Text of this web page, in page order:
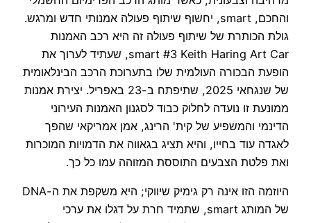
והחכם, smart, יחשוף שיתוף פעולה אמנותי חדש ומרגש.
גולת הכותרת של שיתוף פעולה זה היא רכב האמנות
smart #3 Keith Haring Art Car, שעתיד לערוך את
הופעת הבכורה העולמית שלו בתערוכת הרכב הבינלאומית
של שנגחאי 2025, שתיפתח ב-23 באפריל. יצירת אמנות
ממונעת זו נועדה לחלוק כבוד לסגנון האמנות העירוני
הדינמי והמשפיע של קית' הרינג, אמן אמריקאי שהפך
לאגדה עוד בחייו, והיא תציג בגאווה את הדמויות המוכרות
ואת פלטת הצבעים התוססת המזוהה עמו כל כך.
היוזמה הזו אינה רק גימיק שיווקי; היא משקפת את ה-DNA
של המותג smart, שתמיד חרת על דגלו את ערכי